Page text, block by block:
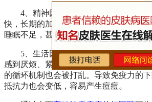
4、精神因素：随着人们生活水平的
快，长期的加班，工作压力大，造成精
睡眠不足，甚至出现内分泌问题，从而诱
5、生活因素：生活压力大也是成人
感到厌烦、紧张、心情不好的时候体内
的循环机制也会被打乱。导致免疫力的
抵抗力也会变低，容易产生痘痘。